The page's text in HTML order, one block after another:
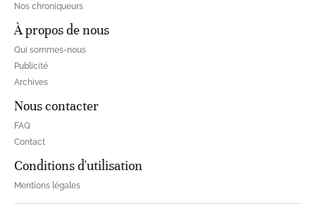
Nos chroniqueurs
À propos de nous
Qui sommes-nous
Publicité
Archives
Nous contacter
FAQ
Contact
Conditions d'utilisation
Mentions légales